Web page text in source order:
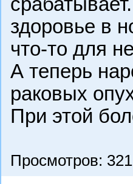
здоровье в
что-то для
А теперь
раковых
При этой
Просмотров: 321